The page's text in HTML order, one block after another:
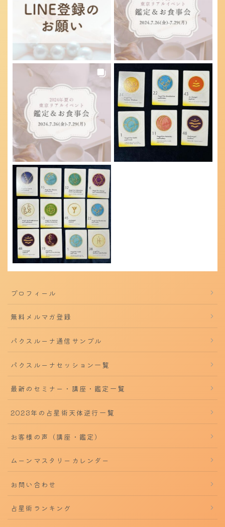
プロフィール
無料メルマガ登録
パクスルーナ通信サンプル
パクスルーナセッション一覧
最新のセミナー・講座・鑑定一覧
2023年の占星術天体逆行一覧
お客様の声（講座・鑑定）
ムーンマスタリーカレンダー
お問い合わせ
占星術ランキング